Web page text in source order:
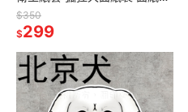
吊掛 狐狸犬 生日禮物 情侶禮物
交換禮物
$350
$299